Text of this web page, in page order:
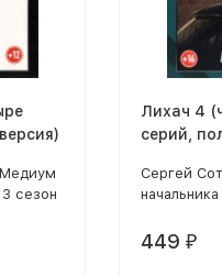
сезон
Лихач 4
серий,
Сергей
449 ₽